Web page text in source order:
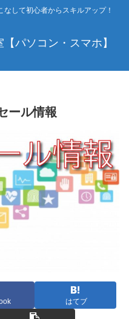
して初心者からスキルアップ！
パソコン・スマホ】
ール情報
はてブ